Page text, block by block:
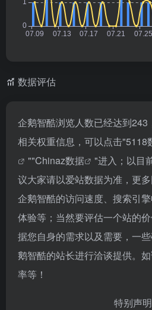
数据评估
企鹅智酷浏览人数已经达到243
相关权重信息，可以点击"5118
""Chinaz数据
"进入；以目
议大家请以爱站数据为准，更
企鹅智酷的访问速度、搜索引
体验等；当然要评估一个站的
据您自身的需求以及需要，一
鹅智酷的站长进行洽谈提供。
率等！
特别声明